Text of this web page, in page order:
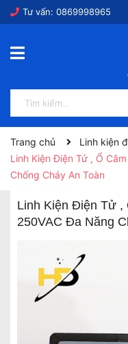
Tư vấn: 0869998965
Trang chủ
Linh kiện
Linh Kiện Điện Tử , Ổ
Chống Cháy An Toàn
Linh Kiện Điện Tử ,
250VAC Đa Năng